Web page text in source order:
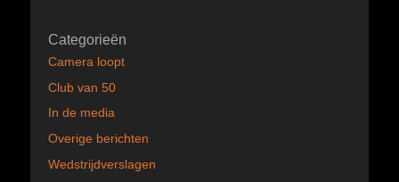
Categorieën
Camera loopt
Club van 50
In de media
Overige berichten
Wedstrijdverslagen